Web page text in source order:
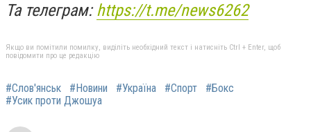
Та телеграм:https://t.me/news6262
Якщо ви помітили помилку, виділіть необхідний текст і натисніть Ctrl + Enter, щоб
повідомити про це редакцію
#Слов'янськ #Новини #Україна #Спорт
#Бокс
#Усик проти Джошуа